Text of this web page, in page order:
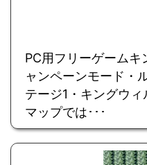
PC用フリーゲームキ
ャンペーンモード・
テージ1・キングウ
マップでは･･･